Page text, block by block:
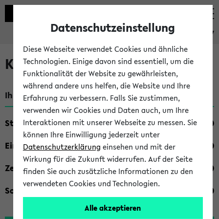
eKVV
Kombisuche im eKVV
Ihre Suchkriterien:
Studienfach
Einrichtung
Zeiten
Sonstiges
Datenschutzeinstellung
Diese Webseite verwendet Cookies und ähnliche
Technologien. Einige davon sind essentiell, um die
Funktionalität der Website zu gewährleisten,
während andere uns helfen, die Website und Ihre
Erfahrung zu verbessern. Falls Sie zustimmen,
verwenden wir Cookies und Daten auch, um Ihre
Interaktionen mit unserer Webseite zu messen. Sie
können Ihre Einwilligung jederzeit unter
Datenschutzerklärung einsehen und mit der
Wirkung für die Zukunft widerrufen. Auf der Seite
finden Sie auch zusätzliche Informationen zu den
verwendeten Cookies und Technologien.
Alle akzeptieren